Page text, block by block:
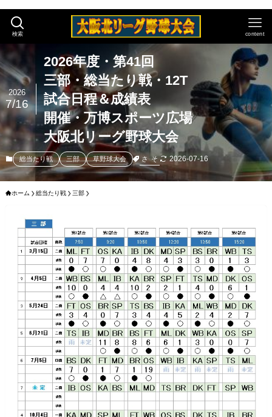
検索 content
2026年度・第41回
三部・総当たり戦・12T
試合日程＆成績表
開催・万博スポーツ広場
大阪北リーグ野球大会
2026
7/16
総当たり戦 三部 草野球大会 さ そ 2026-07-16
ホーム 総当たり戦 三部